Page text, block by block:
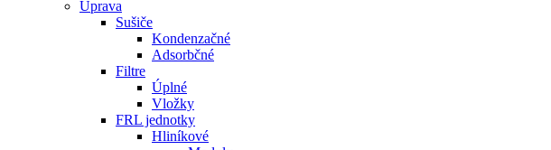
Úprava
Sušiče
Kondenzačné
Adsorbčné
Filtre
Úplné
Vložky
FRL jednotky
Hliníkové